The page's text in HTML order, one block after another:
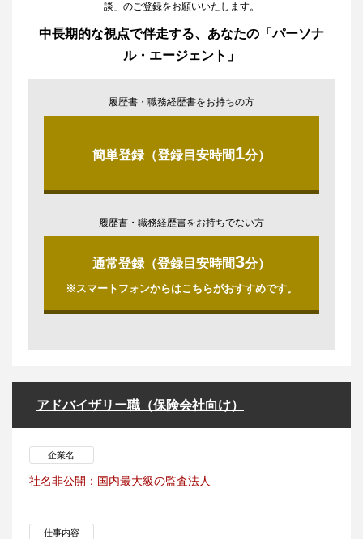
談」のご登録をお願いいたします。
中長期的な視点で伴走する、あなたの「パーソナ
ル・エージェント」
履歴書・職務経歴書をお持ちの方
簡単登録（登録目安時間1分）
履歴書・職務経歴書をお持ちでない方
通常登録（登録目安時間3分）
※スマートフォンからはこちらがおすすめです。
アドバイザリー職（保険会社向け）
企業名
社名非公開：国内最大級の監査法人
仕事内容